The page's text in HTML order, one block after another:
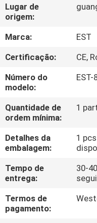
SOBRE
NÓS
VISITA
À
FÁBRICA
CONTROLE
DA
QUALIDADE
CONTACTE-
Lugar de
origem:
Marca:
EST
Certificação:
CE,
Número do
modelo:
EST-
Quantidade de
ordem mínima:
1
Detalhes da
embalagem:
1
Tempo de
entrega:
30-
Termos de
pagamento: